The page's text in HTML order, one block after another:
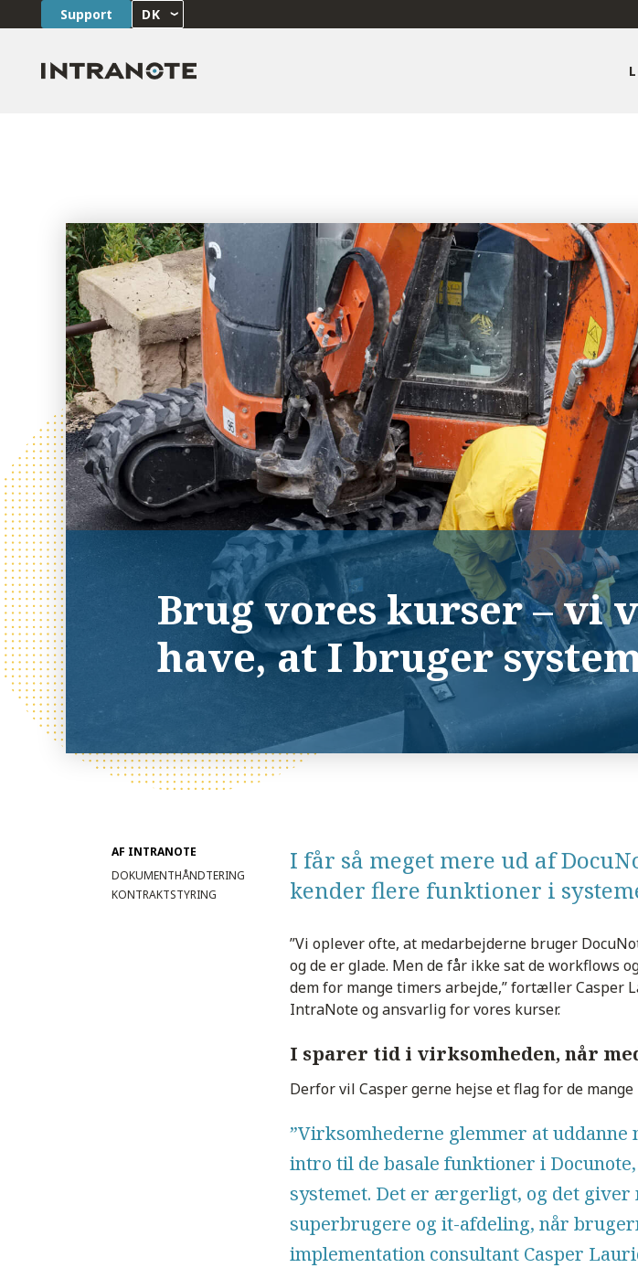
Support DK
Brug vores kurser – vi
have, at I bruger
AF INTRANOTE
DOKUMENTHÅNDTERING
KONTRAKTSTYRING
I får så meget mere ud af
kender flere funktioner i
”Vi oplever ofte, at medarbejderne bruger
og de er glade. Men de får ikke sat de workflows
dem for mange timers arbejde,”fortæller Casper
IntraNote og ansvarlig for vores kurser.
I sparer tid i virksomheden, når
Derfor vil Casper gerne hejse et flag for de
”Virksomhederne glemmer at
intro til de basale funktioner i
systemet. Det er ærgerligt, og det
superbrugere og it-afdeling, når
implementation consultantCasper